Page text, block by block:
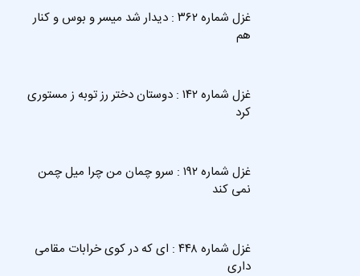
غزل شماره ۳۶۲ : دیدار شد میسر و بوس و کنار
هم
غزل شماره ۱۴۲ : دوستان دختر رز توبه ز مستوری
کرد
غزل شماره ۱۹۲ : سرو چمان من چرا میل چمن
نمی کند
غزل شماره ۴۴۸ : ای که در کوی خرابات مقامی
داری